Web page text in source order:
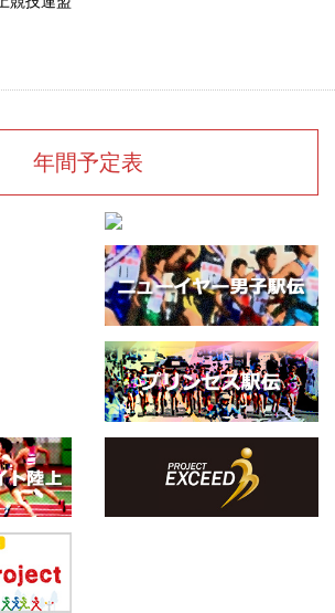
年間予定表